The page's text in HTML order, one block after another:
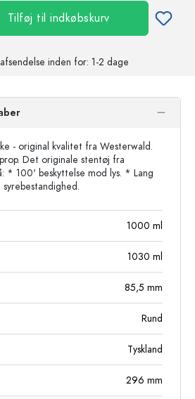
Tilføj til indkøbskurv
inden for: 1-2 dage
- original kvalitet fra Westerwald.
Det originale stentøj fra
* 100' beskyttelse mod lys. * Lang
1000 ml
1030 ml
85,5 mm
Rund
Tyskland
296 mm